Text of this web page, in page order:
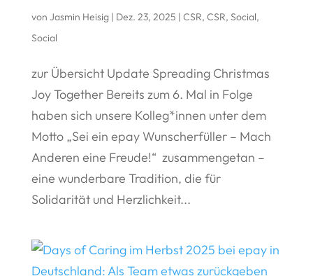
von Jasmin Heisig| Dez. 23, 2025 | CSR, CSR, Social,
Social
zur Übersicht Update Spreading Christmas
Joy Together Bereits zum 6. Mal in Folge
haben sich unsere Kolleg*innen unter dem
Motto „Sei ein epay Wunscherfüller – Mach
Anderen eine Freude!“ zusammengetan –
eine wunderbare Tradition, die für
Solidarität und Herzlichkeit...